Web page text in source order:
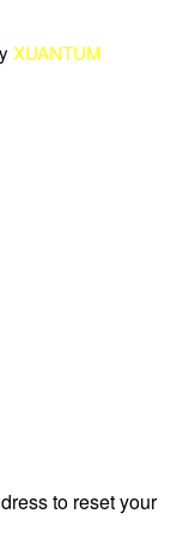
XUANTUM
to reset your